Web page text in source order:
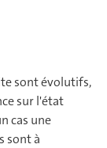
sont évolutifs,
sur l'état
cas une
sont à